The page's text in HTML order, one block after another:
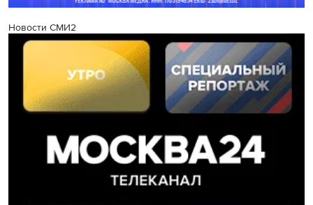
Новости СМИ2